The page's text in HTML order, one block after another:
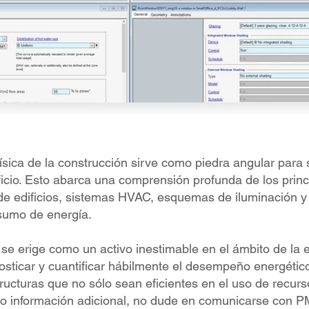
de la construcción sirve como piedra angular para
Esto abarca una comprensión profunda de los
edificios, sistemas HVAC, esquemas de iluminación
de energía.
erige como un activo inestimable en el ámbito de la
y cuantificar hábilmente el desempeño
que no sólo sean eficientes en el uso de
información adicional, no dude en comunicarse con